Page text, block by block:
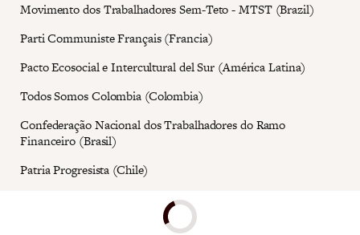
Movimento dos Trabalhadores Sem-Teto - MTST (Brazil)
Parti Communiste Français (Francia)
Pacto Ecosocial e Intercultural del Sur (América Latina)
Todos Somos Colombia (Colombia)
Confederação Nacional dos Trabalhadores do Ramo
Financeiro (Brasil)
Patria Progresista (Chile)